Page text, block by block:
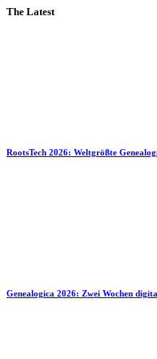
The Latest
RootsTech 2026: Weltgrößte
Genealogica 2026: Zwei Wochen